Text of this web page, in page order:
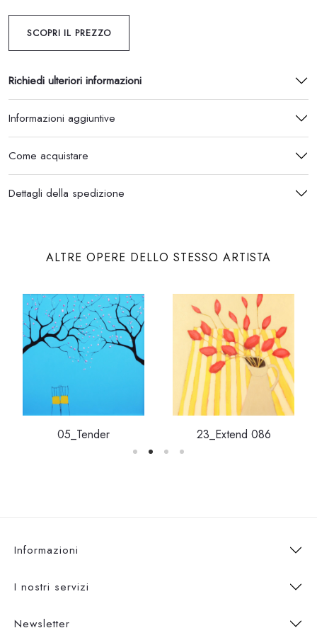
SCOPRI IL PREZZO
Richiedi ulteriori informazioni
Informazioni aggiuntive
Come acquistare
Dettagli della spedizione
ALTRE OPERE DELLO STESSO ARTISTA
05_Tender 23_Extend 086
Informazioni
I nostri servizi
Newsletter